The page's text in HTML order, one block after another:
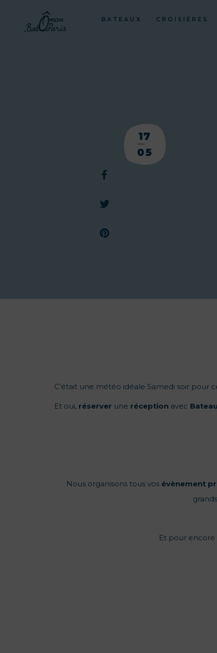
BATEAUX CROISIÈRES
17
05
C’était une météo idéale Samedi soir pour
Et oui, réserver une réception avec
Nous organisons tous vos évènement
Et pour encore